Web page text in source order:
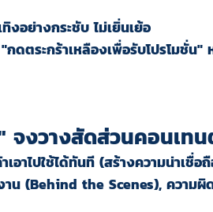
อย่างกระชับ ไม่เยิ่นเย้อ
ดตระกร้าเหลืองเพื่อรับโปรโมชั่น"
จงวางสัดส่วนคอนเท
าไปใช้ได้ทันที (สร้างความน่าเชื่อ
าน (Behind the Scenes), ความ